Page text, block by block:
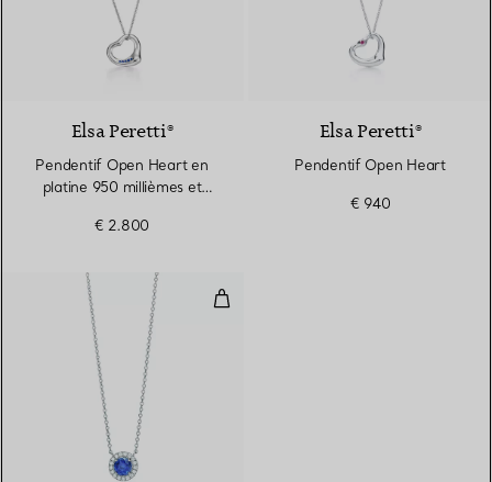
2 Matériaux
Elsa Peretti®
Pendentif Open Heart en
platine 950 millièmes et
€ 2.800
Elsa Peretti®
Pendentif Open Heart
€ 940
Pendentif en platine 950